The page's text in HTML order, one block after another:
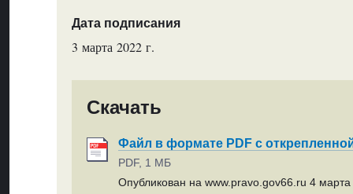
Дата подписания
3 марта 2022 г.
Скачать
Файл в формате PDF с
PDF, 1 МБ
Опубликован на www.pravo.gov66.ru 4 марта